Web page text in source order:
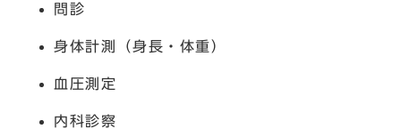
問診
身体計測（身長・体重）
血圧測定
内科診察